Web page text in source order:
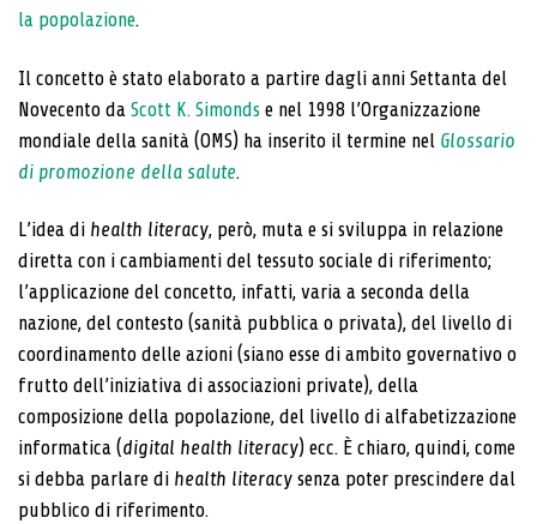
la popolazione.
Il concetto è stato elaborato a partire dagli anni Settanta del
Novecento da Scott K. Simonds e nel 1998 l’Organizzazione
mondiale della sanità (OMS) ha inserito il termine nel Glossario
di promozione della salute.
L’idea di health literacy, però, muta e si sviluppa in relazione
diretta con i cambiamenti del tessuto sociale di riferimento;
l’applicazione del concetto, infatti, varia a seconda della
nazione, del contesto (sanità pubblica o privata), del livello di
coordinamento delle azioni (siano esse di ambito governativo o
frutto dell’iniziativa di associazioni private), della
composizione della popolazione, del livello di alfabetizzazione
informatica (digital health literacy) ecc. È chiaro, quindi, come
si debba parlare di health literacy senza poter prescindere dal
pubblico di riferimento.